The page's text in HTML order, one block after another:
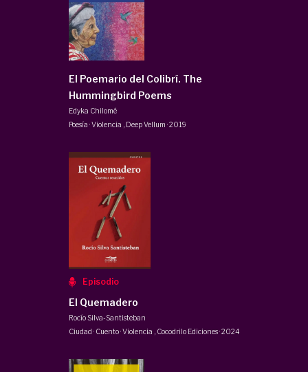
El Poemario del Colibrí. The
Hummingbird Poems
Edyka Chilomé
Poesía · Violencia
Deep Vellum ·2019
Episodio
El Quemadero
Rocío Silva-Santisteban
Ciudad · Cuento · Violencia
Cocodrilo Ediciones·2024